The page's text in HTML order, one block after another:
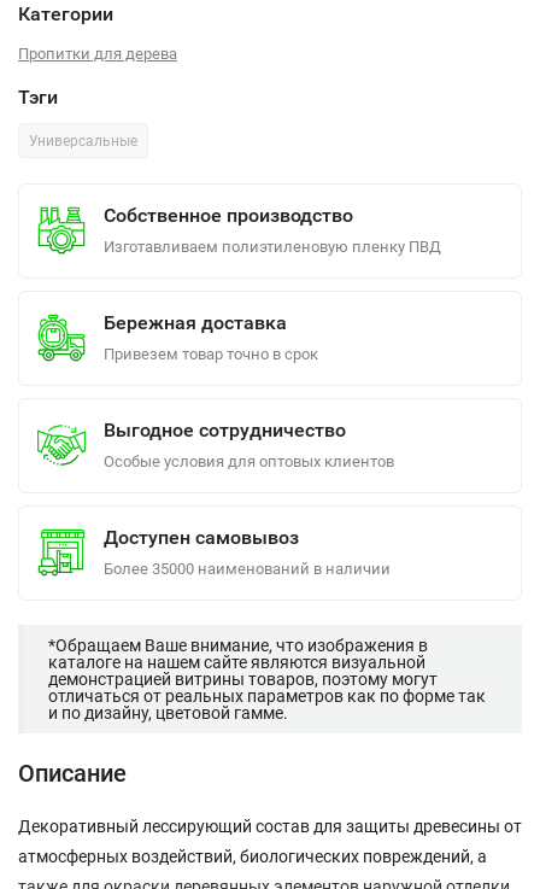
Категории
Пропитки для дерева
Тэги
Универсальные
Собственное производство
Изготавливаем полиэтиленовую пленку ПВД
Бережная доставка
Привезем товар точно в срок
Выгодное сотрудничество
Особые условия для оптовых клиентов
Доступен самовывоз
Более 35000 наименований в наличии
*Обращаем Ваше внимание, что изображения в
каталоге на нашем сайте являются визуальной
демонстрацией витрины товаров, поэтому могут
отличаться от реальных параметров как по форме так
и по дизайну, цветовой гамме.
Описание
Декоративный лессирующий состав для защиты древесины от
атмосферных воздействий, биологических повреждений, а